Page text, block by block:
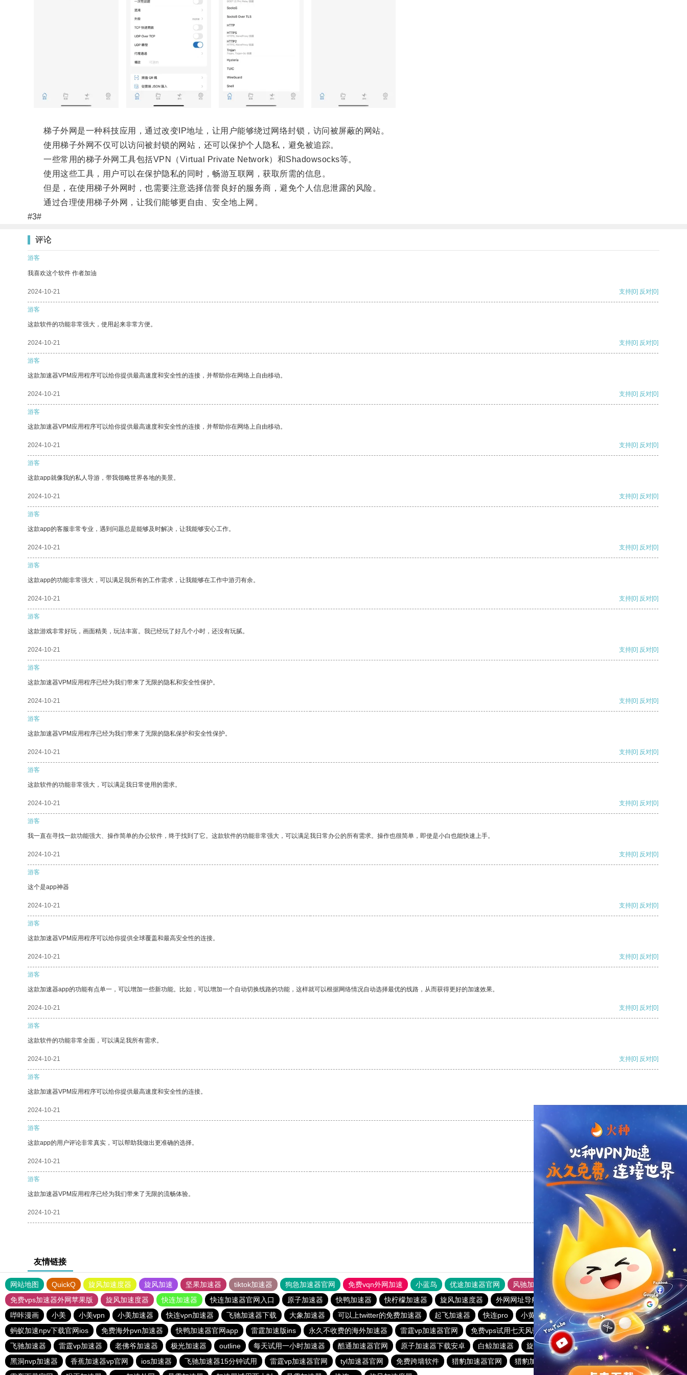
梯子外网是一种科技应用，通过改变IP地址，让用户能够绕过网络封锁，访问被屏蔽的网站。
使用梯子外网不仅可以访问被封锁的网站，还可以保护个人隐私，避免被追踪。
一些常用的梯子外网工具包括VPN（Virtual Private Network）和Shadowsocks等。
使用这些工具，用户可以在保护隐私的同时，畅游互联网，获取所需的信息。
但是，在使用梯子外网时，也需要注意选择信誉良好的服务商，避免个人信息泄露的风险。
通过合理使用梯子外网，让我们能够更自由、安全地上网。
#3#
评论
游客
我喜欢这个软件 作者加油
2024-10-21 支持[0] 反对[0]
游客
这款软件的功能非常强大，使用起来非常方便。
2024-10-21 支持[0] 反对[0]
游客
这款加速器VPM应用程序可以给你提供最高速度和安全性的连接，并帮助你在网络上自由移动。
2024-10-21 支持[0] 反对[0]
游客
这款加速器VPM应用程序可以给你提供最高速度和安全性的连接，并帮助你在网络上自由移动。
2024-10-21 支持[0] 反对[0]
游客
这款app就像我的私人导游，带我领略世界各地的美景。
2024-10-21 支持[0] 反对[0]
游客
这款app的客服非常专业，遇到问题总是能够及时解决，让我能够安心工作。
2024-10-21 支持[0] 反对[0]
游客
这款app的功能非常强大，可以满足我所有的工作需求，让我能够在工作中游刃有余。
2024-10-21 支持[0] 反对[0]
游客
这款游戏非常好玩，画面精美，玩法丰富。我已经玩了好几个小时，还没有玩腻。
2024-10-21 支持[0] 反对[0]
游客
这款加速器VPM应用程序已经为我们带来了无限的隐私和安全性保护。
2024-10-21 支持[0] 反对[0]
游客
这款加速器VPM应用程序已经为我们带来了无限的隐私保护和安全性保护。
2024-10-21 支持[0] 反对[0]
游客
这款软件的功能非常强大，可以满足我日常使用的需求。
2024-10-21 支持[0] 反对[0]
游客
我一直在寻找一款功能强大、操作简单的办公软件，终于找到了它。这款软件的功能非常强大，可以满足我日常办公的所有需求。操作也很简单，即使是小白也能快速上手。
2024-10-21 支持[0] 反对[0]
游客
这个是app神器
2024-10-21 支持[0] 反对[0]
游客
这款加速器VPM应用程序可以给你提供全球覆盖和最高安全性的连接。
2024-10-21 支持[0] 反对[0]
游客
这款加速器app的功能有点单一，可以增加一些新功能。比如，可以增加一个自动切换线路的功能，这样就可以根据网络情况自动选择最优的线路，从而获得更好的加速效果。
2024-10-21 支持[0] 反对[0]
游客
这款软件的功能非常全面，可以满足我所有需求。
2024-10-21 支持[0] 反对[0]
游客
这款加速器VPM应用程序可以给你提供最高速度和安全性的连接。
2024-10-21
游客
这款app的用户评论非常真实，可以帮助我做出更准确的选择。
2024-10-21 支持 [0] 反对 [0]
游客
这款加速器VPM应用程序已经为我们带来了无限的流畅体验。
2024-10-21 支持
友情链接
网站地图 QuickQ 旋风加速度器 旋风加速 坚果加速器 tiktok加速器 狗急加速器官网 免费vqn外网加速 小蓝鸟 优途加速器官网 风驰加速器
旋风加速器
免费vps加速器外网苹果版
旋风加速度器 快连加速器 快连加速器官网入口 原子加速器 快鸭加速器 快柠檬加速器 旋风加速度器 外网网址导航 软件中心 雷霆加速
狂飙加速器
哔咔漫画
小美 小美vpn 小美加速器 快连vρn加速器 飞驰加速器下载 大象加速器 可以上twitter的免费加速器 起飞加速器 快连pro 小黄鸭加速器
快橙加速器
蚂蚁加速npv下载官网ios
免费海外pvn加速器 快鸭加速器官网app 雷霆加速版ins 永久不收费的海外加速器 雷霆vp加速器官网 免费vps试用七天风驰 Sockboom
快连加速器app
飞驰加速器
雷霆vp加速器 老佛爷加速器 极光加速器 outline 每天试用一小时加速器 酷通加速器官网 原子加速器下载安卓 白鲸加速器 旋风加速度器 黑洞官方加速器
outline
黑洞nvp加速器
香蕉加速器vp官网 ios加速器 飞驰加速器15分钟试用 雷霆vp加速器官网 tyl加速器官网 免费跨墙软件 猎豹加速器官网 猎豹加速器 猎豹加速器
纸飞机加速器